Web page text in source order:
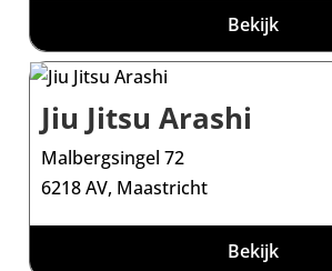
Bekijk
Jiu Jitsu Arashi
Malbergsingel 72
6218 AV, Maastricht
Bekijk